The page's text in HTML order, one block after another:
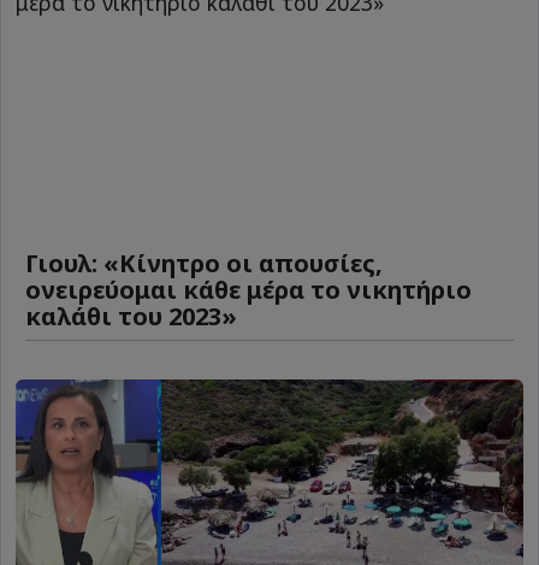
Γιουλ: «Κίνητρο οι απουσίες,
ονειρεύομαι κάθε μέρα το νικητήριο
καλάθι του 2023»